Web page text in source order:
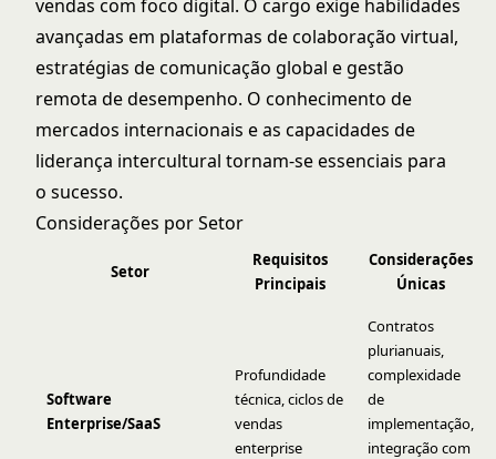
vendas com foco digital. O cargo exige habilidades
avançadas em plataformas de colaboração virtual,
estratégias de comunicação global e gestão
remota de desempenho. O conhecimento de
mercados internacionais e as capacidades de
liderança intercultural tornam-se essenciais para
o sucesso.
Considerações por Setor
Setor
Requisitos
Principais
Considerações
Únicas
Software
Enterprise/SaaS
Profundidade
técnica, ciclos de
vendas
enterprise
Contratos
plurianuais,
complexidade
de
implementação,
integração com